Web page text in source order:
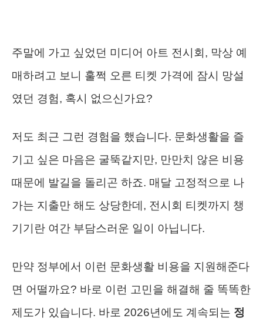
주말에 가고 싶었던 미디어 아트 전시회, 막상 예
매하려고 보니 훌쩍 오른 티켓 가격에 잠시 망설
였던 경험, 혹시 없으신가요?
저도 최근 그런 경험을 했습니다. 문화생활을 즐
기고 싶은 마음은 굴뚝같지만, 만만치 않은 비용
때문에 발길을 돌리곤 하죠. 매달 고정적으로 나
가는 지출만 해도 상당한데, 전시회 티켓까지 챙
기기란 여간 부담스러운 일이 아닙니다.
만약 정부에서 이런 문화생활 비용을 지원해준다
면 어떨까요? 바로 이런 고민을 해결해 줄 똑똑한
제도가 있습니다. 바로 2026년에도 계속되는 정